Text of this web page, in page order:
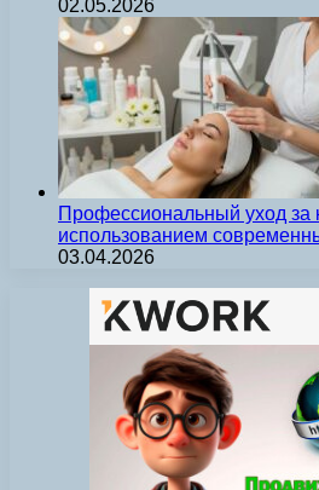
02.05.2026
Профессиональный уход за
использованием
03.04.2026